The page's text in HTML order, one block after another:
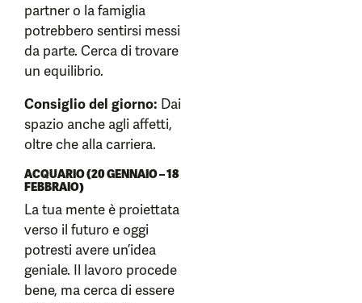
partner o la famiglia
potrebbero sentirsi messi
da parte. Cerca di trovare
un equilibrio.
Consiglio del giorno: Dai
spazio anche agli affetti,
oltre che alla carriera.
ACQUARIO (20 GENNAIO – 18
FEBBRAIO)
La tua mente è proiettata
verso il futuro e oggi
potresti avere un’idea
geniale. Il lavoro procede
bene, ma cerca di essere